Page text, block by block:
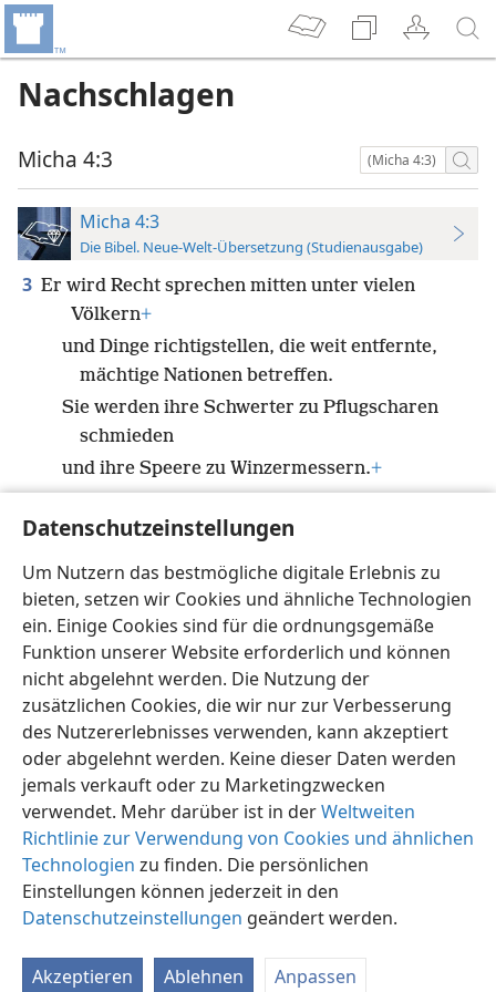
Datenschutzeinstellungen
Um Nutzern das bestmögliche digitale Erlebnis zu
bieten, setzen wir Cookies und ähnliche Technologien
ein. Einige Cookies sind für die ordnungsgemäße
Funktion unserer Website erforderlich und können
nicht abgelehnt werden. Die Nutzung der
zusätzlichen Cookies, die wir nur zur Verbesserung
des Nutzererlebnisses verwenden, kann akzeptiert
oder abgelehnt werden. Keine dieser Daten werden
jemals verkauft oder zu Marketingzwecken
verwendet. Mehr darüber ist in derWeltweiten
Richtlinie zur Verwendung von Cookies und ähnlichen
Technologien zu finden. Die persönlichen
Einstellungen können jederzeit in den
Datenschutzeinstellungen geändert werden.
Akzeptieren Ablehnen Anpassen
Nachschlagen
Micha 4:3 (Micha 4:3)
Micha 4:3
Die Bibel. Neue-Welt-Übersetzung (Studienausgabe)
3 Er wird Recht sprechen mitten unter vielen
Völkern+
und Dinge richtigstellen, die weit entfernte,
mächtige Nationen betreffen.
Sie werden ihre Schwerter zu Pflugscharen
schmieden
und ihre Speere zu Winzermessern.+
erheben,
auch werden sie den Krieg nicht mehr
lernen. +
Deutsch Einstellungen
Copyright© 2026 Watch Tower Bible and Tract Society of Pennsylvania
Nutzungsbedingungen
Datenschutzerklärung
Datenschutzeinstellungen
JW.ORG Anmelden